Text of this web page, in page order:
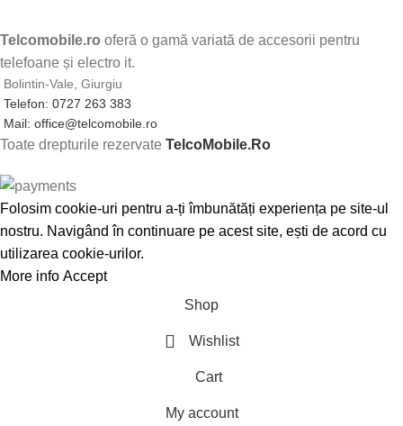
Telcomobile.ro oferă o gamă variată de accesorii pentru
telefoane și electro it.
Bolintin-Vale, Giurgiu
Telefon: 0727 263 383
Mail: office@telcomobile.ro
Toate drepturile rezervate TelcoMobile.Ro
Folosim cookie-uri pentru a-ți îmbunătăți experiența pe site-ul
nostru. Navigând în continuare pe acest site, ești de acord cu
utilizarea cookie-urilor.
More info Accept
Shop
Wishlist
Cart
My account